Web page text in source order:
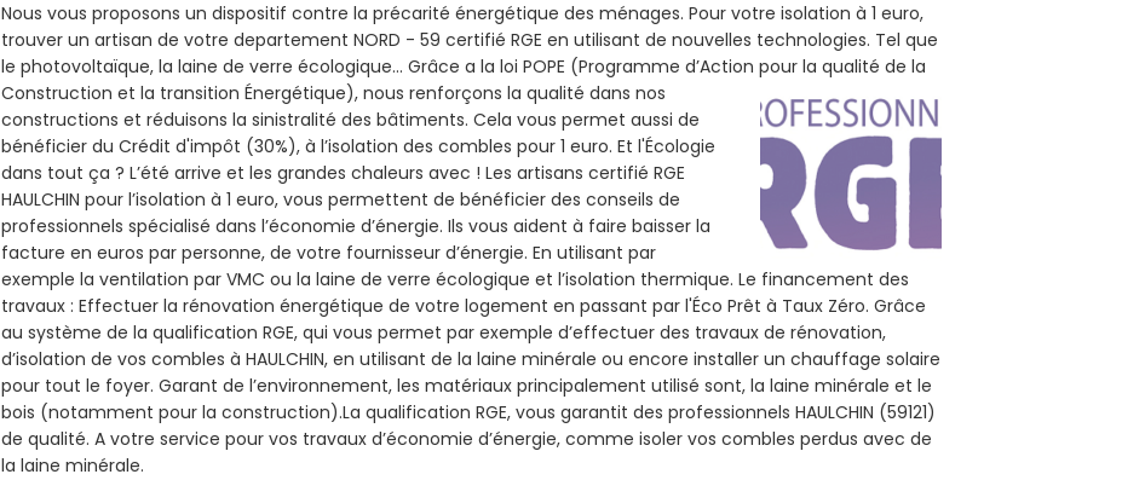
Nous vous proposons un dispositif contre la précarité énergétique des ménages. Pour votre isolation à 1 euro,
trouver un artisan de votre departement NORD - 59 certifié RGE en utilisant de nouvelles technologies. Tel que
le photovoltaïque, la laine de verre écologique... Grâce a la loi POPE (Programme d’Action pour la qualité de la
Construction et la transition Énergétique), nous renforçons la qualité dans nos
constructions et réduisons la sinistralité des bâtiments. Cela vous permet aussi de
bénéficier du Crédit d'impôt (30%), à l’isolation des combles pour 1 euro. Et l'Écologie
dans tout ça ? L’été arrive et les grandes chaleurs avec ! Les artisans certifié RGE
HAULCHIN pour l’isolation à 1 euro, vous permettent de bénéficier des conseils de
professionnels spécialisé dans l’économie d’énergie. Ils vous aident à faire baisser la
facture en euros par personne, de votre fournisseur d’énergie. En utilisant par
exemple la ventilation par VMC ou la laine de verre écologique et l’isolation thermique. Le financement des
travaux : Effectuer la rénovation énergétique de votre logement en passant par l'Éco Prêt à Taux Zéro. Grâce
au système de la qualification RGE, qui vous permet par exemple d’effectuer des travaux de rénovation,
d’isolation de vos combles à HAULCHIN, en utilisant de la laine minérale ou encore installer un chauffage solaire
pour tout le foyer. Garant de l’environnement, les matériaux principalement utilisé sont, la laine minérale et le
bois (notamment pour la construction).La qualification RGE, vous garantit des professionnels HAULCHIN (59121)
de qualité. A votre service pour vos travaux d’économie d’énergie, comme isoler vos combles perdus avec de
la laine minérale.